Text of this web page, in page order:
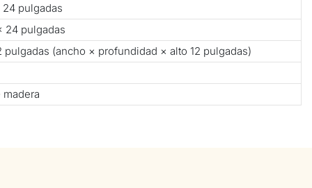
pulgadas
24 pulgadas
(ancho × profundidad × alto 12 pulgadas)
madera